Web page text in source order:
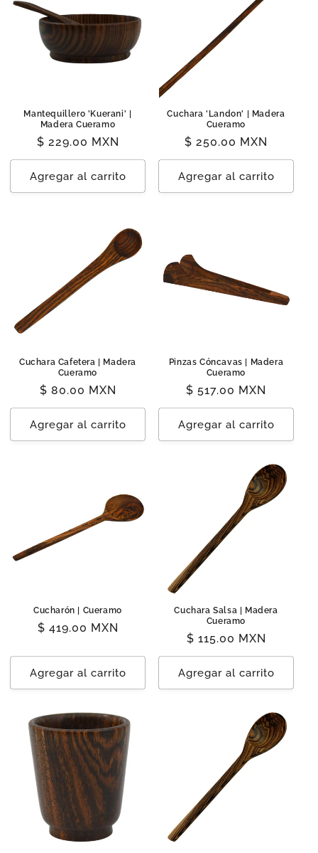
Mantequillero 'Kuerani' |
Madera Cueramo
Precio
habitual
$ 229.00 MXN
Agregar al carrito
Cuchara 'Landon' | Madera
Cueramo
Precio
habitual
$ 250.00 MXN
Agregar al carrito
Cuchara Cafetera | Madera
Cueramo
Precio
habitual
$ 80.00 MXN
Agregar al carrito
Pinzas Cóncavas | Madera
Cueramo
Precio
habitual
$ 517.00 MXN
Agregar al carrito
Cucharón | Cueramo
Precio
$ 419.00 MXN
Agregar al carrito
Cuchara Salsa | Madera
Cueramo
Precio
habitual
$ 115.00 MXN
Agregar al carrito